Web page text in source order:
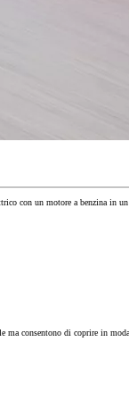
con un motore a benzina in
consentono di coprire in